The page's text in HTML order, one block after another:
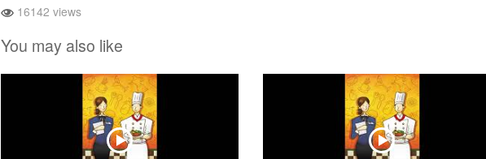
16142 views
You may also like